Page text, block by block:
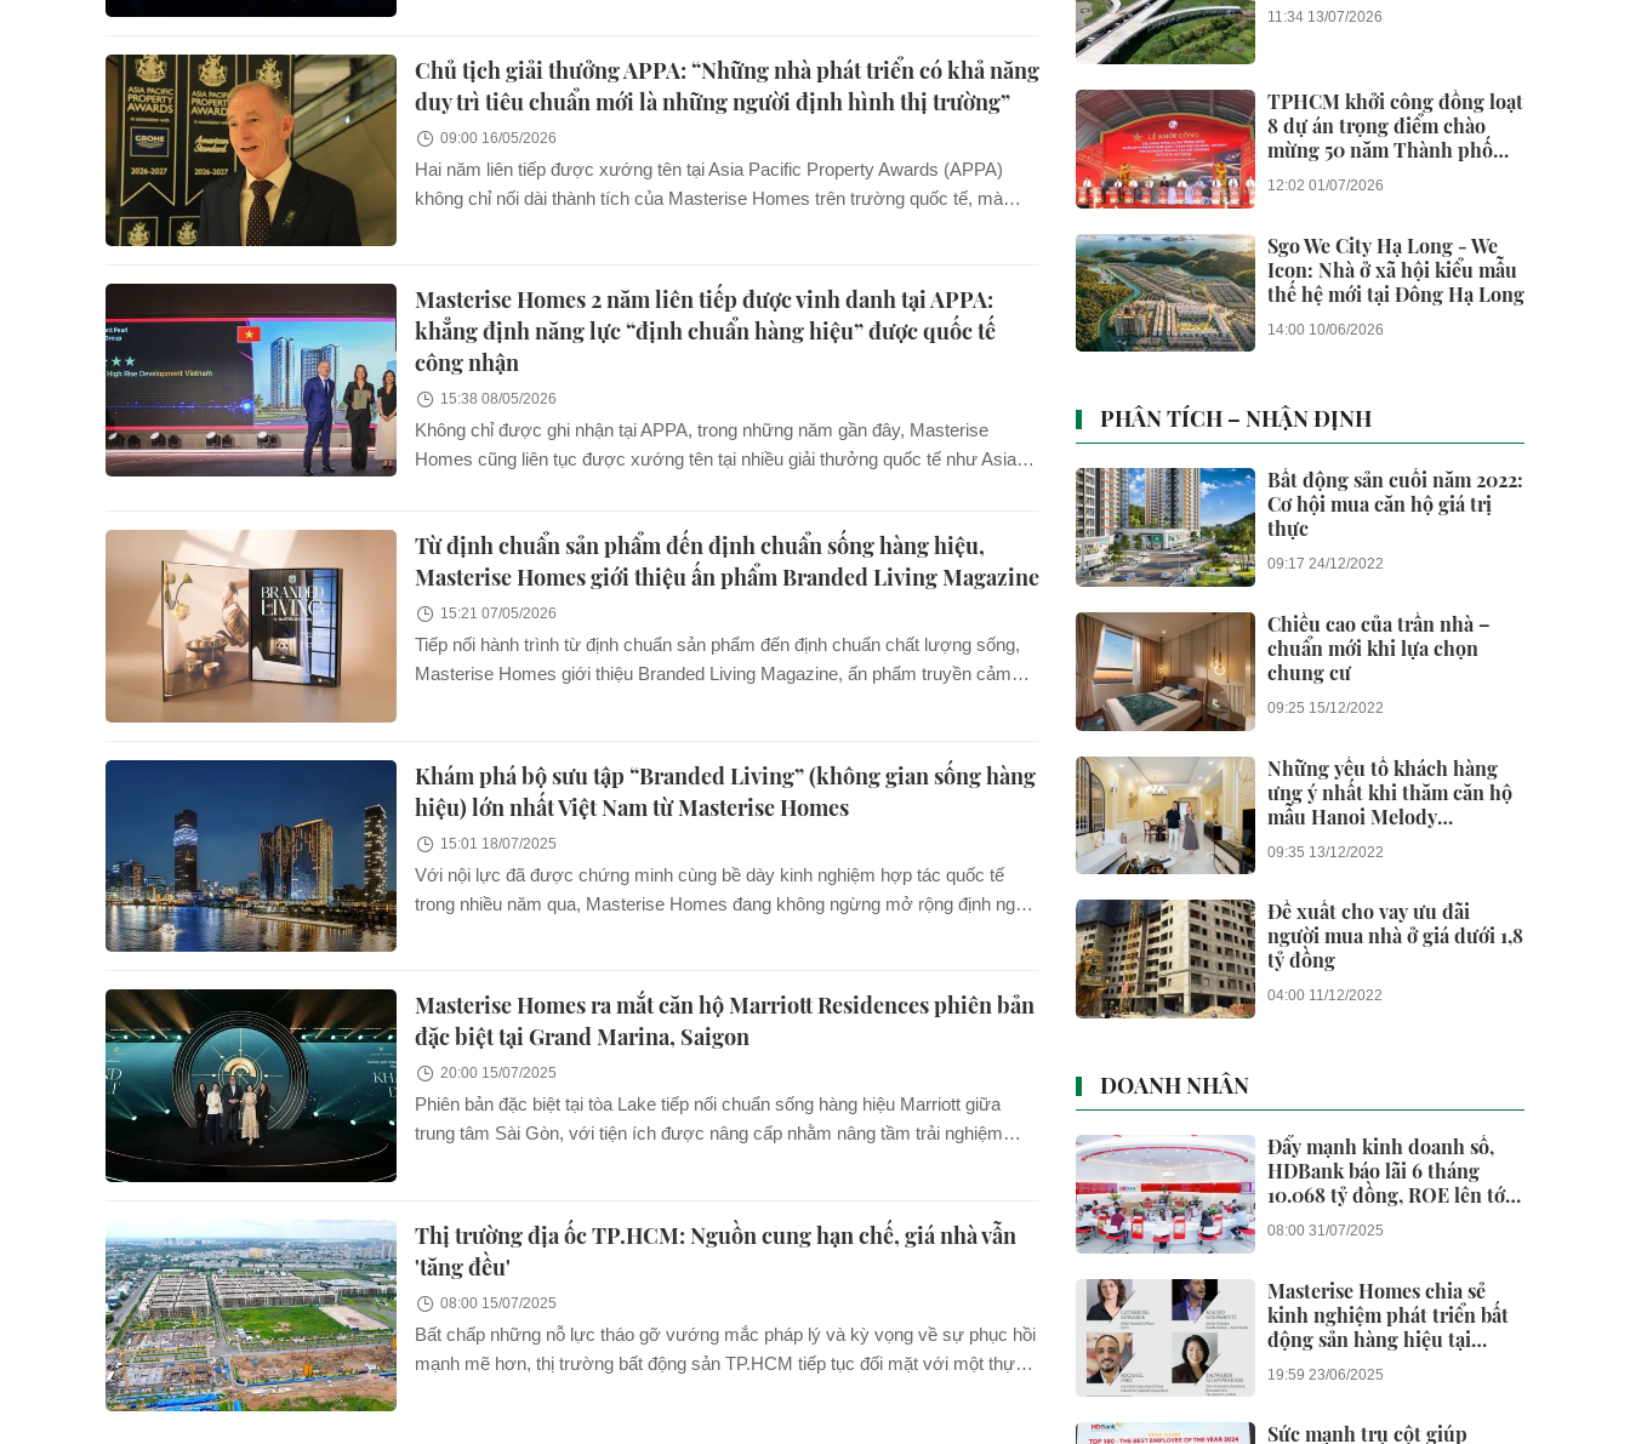
Marriott tại lõi trung tâm TP.HCM.
Chủ tịch giải thưởng APPA: “Những nhà phát triển có khả năng
duy trì tiêu chuẩn mới là những người định hình thị trường”
09:00 16/05/2026
Hai năm liên tiếp được xướng tên tại Asia Pacific Property Awards (APPA)
không chỉ nối dài thành tích của Masterise Homes trên trường quốc tế, mà
thành trong khu vực.
Masterise Homes 2 năm liên tiếp được vinh danh tại APPA:
khẳng định năng lực “định chuẩn hàng hiệu” được quốc tế
công nhận
15:38 08/05/2026
Không chỉ được ghi nhận tại APPA, trong những năm gần đây, Masterise
Homes cũng liên tục được xướng tên tại nhiều giải thưởng quốc tế như Asia
nhiều tổ chức độc lập, ở nhiều thời điểm và nhiều nhóm tiêu chí khác nhau,
chúng tạo thành một lời chứng thực mạnh mẽ về năng lực “định chuẩn” của
doanh nghiệp trong cả một hành trình dài, chứ không chỉ là những đột phá nhất
thời trong ngắn hạn.
Từ định chuẩn sản phẩm đến định chuẩn sống hàng hiệu,
Masterise Homes giới thiệu ấn phẩm Branded Living Magazine
15:21 07/05/2026
Tiếp nối hành trình từ định chuẩn sản phẩm đến định chuẩn chất lượng sống,
Masterise Homes giới thiệu Branded Living Magazine, ấn phẩm truyền cảm
Khám phá bộ sưu tập “Branded Living” (không gian sống hàng
hiệu) lớn nhất Việt Nam từ Masterise Homes
15:01 18/07/2025
Với nội lực đã được chứng minh cùng bề dày kinh nghiệm hợp tác quốc tế
trong nhiều năm qua, Masterise Homes đang không ngừng mở rộng định nghĩa
Masterise Homes ra mắt căn hộ Marriott Residences phiên bản
đặc biệt tại Grand Marina, Saigon
20:00 15/07/2025
Phiên bản đặc biệt tại tòa Lake tiếp nối chuẩn sống hàng hiệu Marriott giữa
trung tâm Sài Gòn, với tiện ích được nâng cấp nhằm nâng tầm trải nghiệm
Thị trường địa ốc TP.HCM: Nguồn cung hạn chế, giá nhà vẫn
'tăng đều'
08:00 15/07/2025
Bất chấp những nỗ lực tháo gỡ vướng mắc pháp lý và kỳ vọng về sự phục hồi
mạnh mẽ hơn, thị trường bất động sản TP.HCM tiếp tục đối mặt với một thực
11:34 13/07/2026
TPHCM khởi công đồng loạt
8 dự án trọng điểm chào
mừng 50 năm Thành phố
vinh dự mang tên Bác
12:02 01/07/2026
Sgo We City Hạ Long - We
Icon: Nhà ở xã hội kiểu mẫu
thế hệ mới tại Đông Hạ Long
14:00 10/06/2026
PHÂN TÍCH – NHẬN ĐỊNH
Bất động sản cuối năm 2022:
Cơ hội mua căn hộ giá trị
thực
09:17 24/12/2022
Chiều cao của trần nhà –
chuẩn mới khi lựa chọn
chung cư
09:25 15/12/2022
Những yếu tố khách hàng
ưng ý nhất khi thăm căn hộ
mẫu Hanoi Melody
Residences
09:35 13/12/2022
Đề xuất cho vay ưu đãi
người mua nhà ở giá dưới 1,8
tỷ đồng
04:00 11/12/2022
DOANH NHÂN
Đẩy mạnh kinh doanh số,
HDBank báo lãi 6 tháng
10.068 tỷ đồng, ROE lên tới
26,5%
08:00 31/07/2025
Masterise Homes chia sẻ
kinh nghiệm phát triển bất
động sản hàng hiệu tại
Branded Residences Forum
Asia 2025
19:59 23/06/2025
Sức mạnh trụ cột giúp